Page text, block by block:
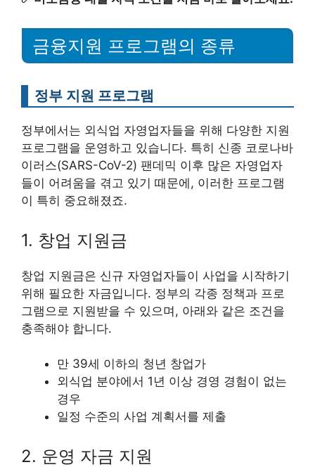
금융지원 프로그램의 종류
정부 지원 프로그램
정부에서는 외식업 자영업자들을 위해 다양한 지원
프로그램을 운영하고 있습니다. 특히 신종 코로나바
이러스(SARS-CoV-2) 팬데믹 이후 많은 자영업자
들이 어려움을 겪고 있기 때문에, 이러한 프로그램
이 특히 중요해졌죠.
1. 창업 지원금
창업 지원금은 신규 자영업자들이 사업을 시작하기
위해 필요한 자금입니다. 정부의 각종 정책과 프로
그램으로 지원받을 수 있으며, 아래와 같은 조건을
충족해야 합니다.
만 39세 이하의 청년 창업가
외식업 분야에서 1년 이상 경영 경험이 없는
경우
일정 수준의 사업 계획서를 제출
2. 운영 자금 지원